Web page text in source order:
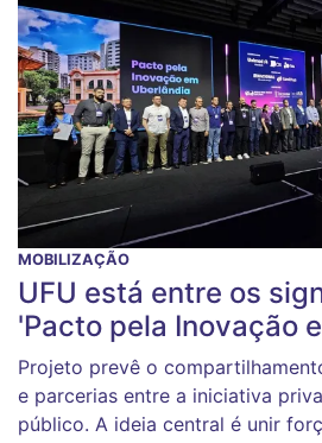
MOBILIZAÇÃO
UFU está entre os
'Pacto pela Inovação
Projeto prevê o
e parcerias entre a iniciativa
público. A ideia central é unir